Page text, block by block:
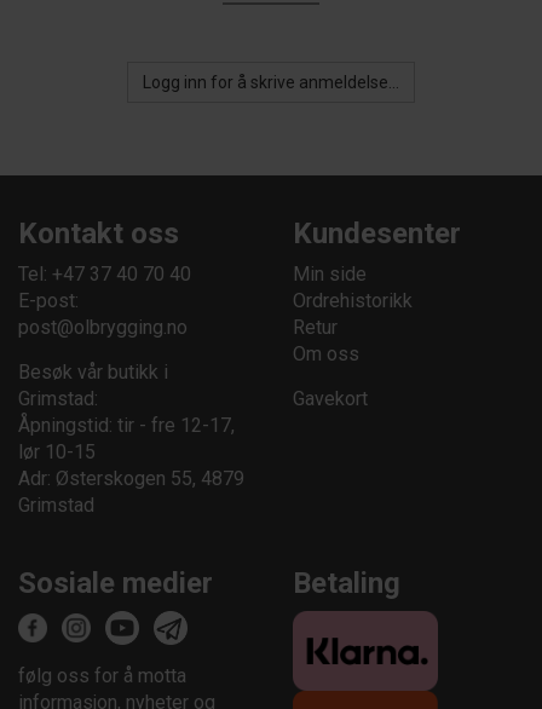
Logg inn for å skrive anmeldelse...
Kontakt oss
Tel: +47 37 40 70 40
E-post:
post@olbrygging.no
Besøk vår butikk i
Grimstad:
Åpningstid: tir - fre 12-17,
lør 10-15
Adr: Østerskogen 55, 4879
Grimstad
Kundesenter
Min side
Ordrehistorikk
Retur
Om oss
Gavekort
Sosiale medier
følg oss for å motta
informasjon, nyheter og
Betaling